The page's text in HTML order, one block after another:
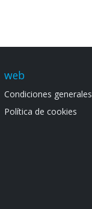
web
Condiciones generales
Política de cookies